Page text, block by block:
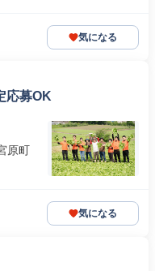
気になる
応募OK
原町
気になる